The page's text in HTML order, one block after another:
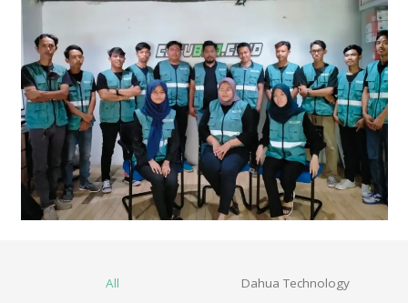
All Dahua Technology